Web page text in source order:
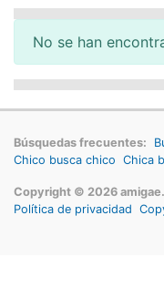
No se han
Búsquedas frecuentes:
Chico busca chico Chica
Copyright © 2026
Política de privacidad